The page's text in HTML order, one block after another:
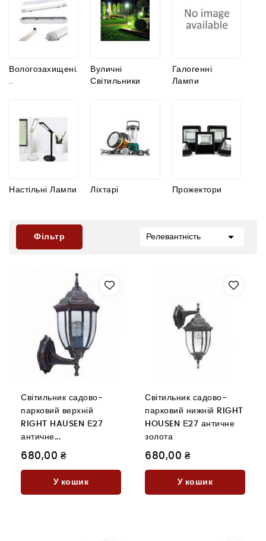
Вологозахищені.
..
Вуличні
Світильники
Галогенні
Лампи
Настільні Лампи Ліхтарі Прожектори
Фільтр Релевантність 
Світильник садово-
парковий верхній
RIGHT HAUSEN Е27
античне...
680,00 ₴
У кошик
Світильник садово-
парковий нижній RIGHT
HOUSEN Е27 античне
золота
680,00 ₴
У кошик